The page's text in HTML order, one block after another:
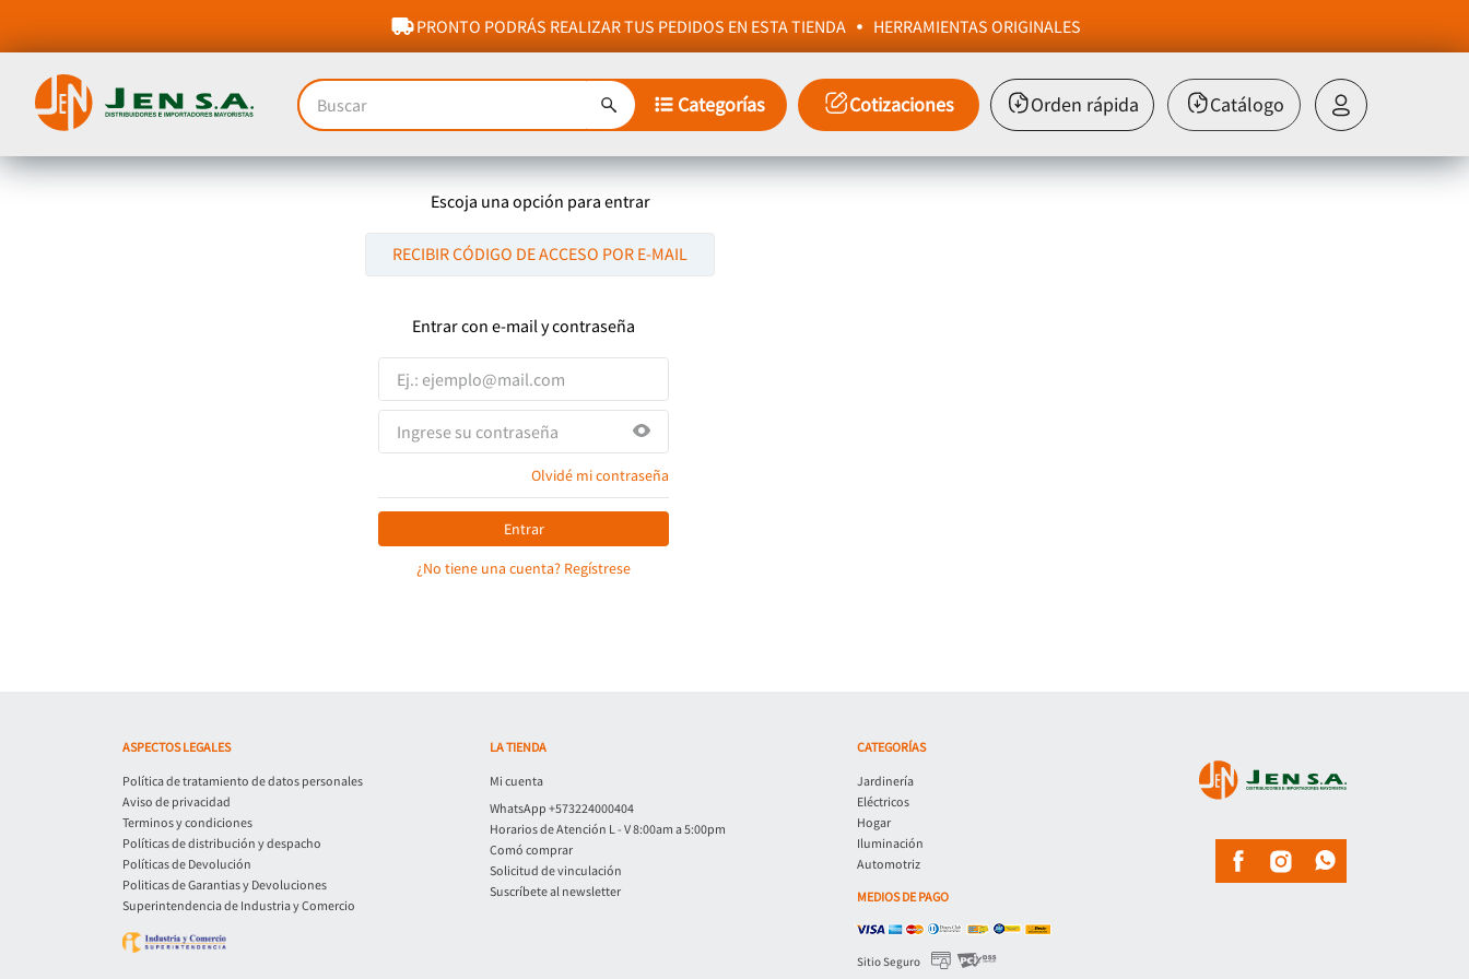
PRONTO PODRÁS REALIZAR TUS PEDIDOS EN ESTA TIENDA HERRAMIENTAS ORIGINALES
Buscar
Categorías Cotizaciones Orden rápida Catálogo
Escoja una opción para entrar
RECIBIR CÓDIGO DE ACCESO POR E-MAIL
Entrar con e-mail y contraseña
Olvidé mi contraseña
Entrar
¿No tiene una cuenta? Regístrese
ASPECTOS LEGALES
Política de tratamiento de datos personales
Aviso de privacidad
Terminos y condiciones
Políticas de distribución y despacho
Políticas de Devolución
Politicas de Garantias y Devoluciones
Superintendencia de Industria y Comercio
LA TIENDA
Mi cuenta
WhatsApp +573224000404
Horarios de Atención L - V 8:00am a 5:00pm
Comó comprar
Solicitud de vinculación
Suscríbete al newsletter
CATEGORÍAS
Jardinería
Eléctricos
Hogar
Iluminación
Automotriz
MEDIOS DE PAGO
Sitio Seguro